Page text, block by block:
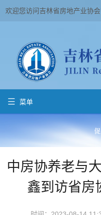
欢迎您访问吉林省房地产业协会
 菜单
中房协养老与
鑫到访省房